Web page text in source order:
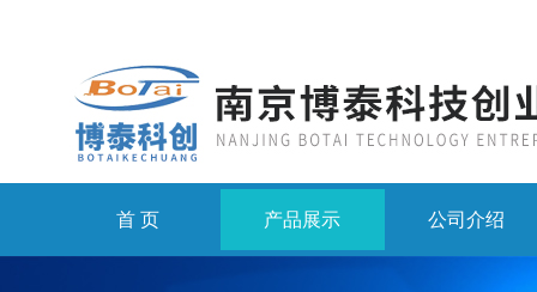
首 页 产品展示 公司介绍